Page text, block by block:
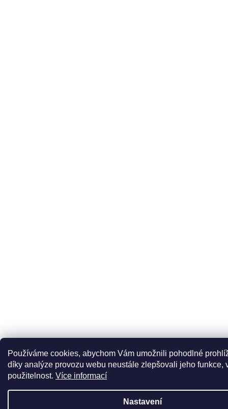
Používáme cookies, abychom Vám umožnili pohodlné
díky analýze provozu webu neustále zlepšovali jeho funkce,
použitelnost. Více informací
Nastavení
V zahradnictví je možné osobně vybírat stromy a vzrostlé keře.